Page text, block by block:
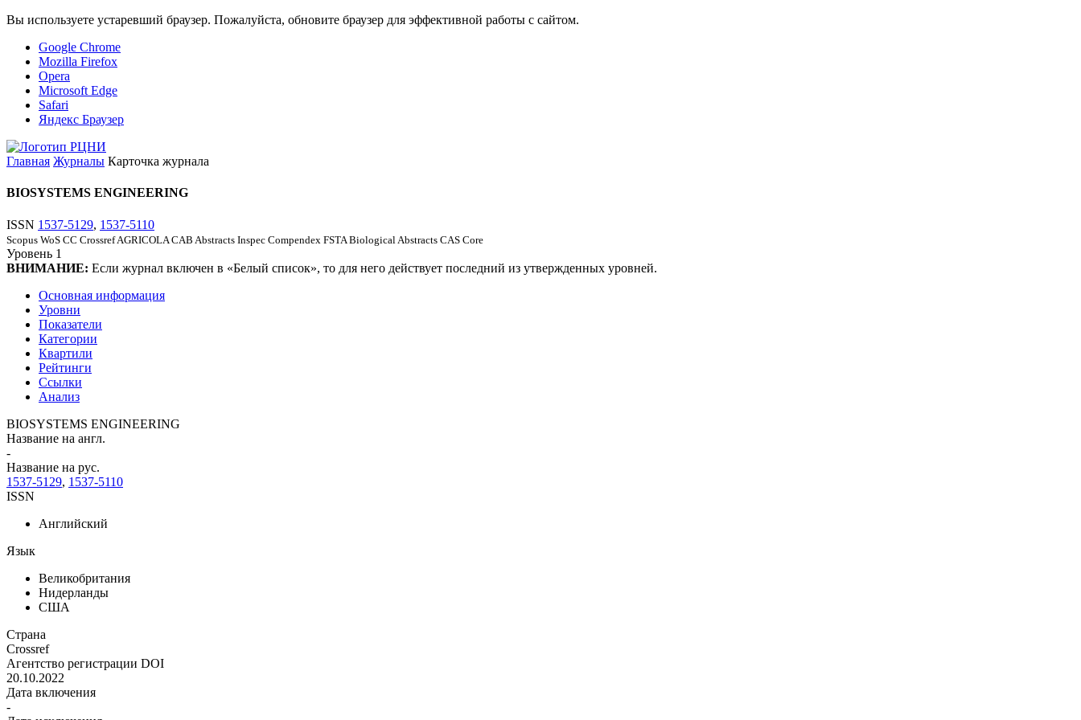
Вы используете устаревший браузер. Пожалуйста, обновите браузер для эффективной работы с сайтом.
Google Chrome
Mozilla Firefox
Opera
Microsoft Edge
Safari
Яндекс Браузер
Главная Журналы Карточка журнала
BIOSYSTEMS ENGINEERING
ISSN 1537-5129, 1537-5110
Scopus WoS CC Crossref AGRICOLA CAB Abstracts Inspec Compendex FSTA Biological Abstracts CAS Core
Уровень 1
ВНИМАНИЕ: Если журнал включен в «Белый список», то для него действует последний из утвержденных уровней.
Основная информация
Уровни
Показатели
Категории
Квартили
Рейтинги
Ссылки
Анализ
BIOSYSTEMS ENGINEERING
Название на англ.
-
Название на рус.
1537-5129, 1537-5110
ISSN
Английский
Язык
Великобритания
Нидерланды
США
Страна
Crossref
Агентство регистрации DOI
20.10.2022
Дата включения
-